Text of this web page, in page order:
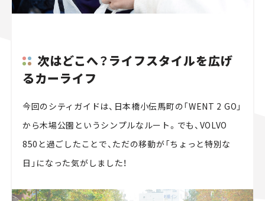
次はどこへ？ライフスタイルを広げ
るカーライフ
今回のシティガイドは、日本橋小伝馬町の「WENT 2 GO」
から木場公園というシンプルなルート。でも、VOLVO
850と過ごしたことで、ただの移動が「ちょっと特別な
日」になった気がしました！